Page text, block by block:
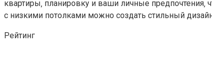
квартиры‚ планировку и ваши личные
с низкими потолками можно создать стильный
Рейтинг